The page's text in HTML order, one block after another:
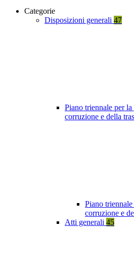
Categorie
Disposizioni generali 47
Piano triennale per
corruzione e della
Piano
corruzione e
Atti generali 45